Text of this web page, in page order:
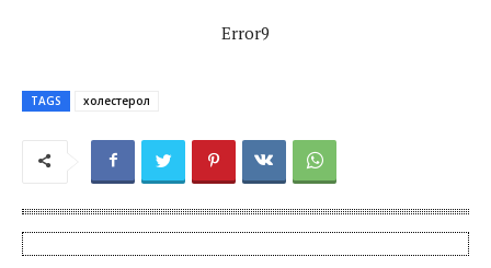
Error9
TAGS холестерол